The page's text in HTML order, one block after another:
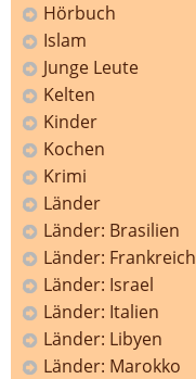
Hörbuch
Islam
Junge Leute
Kelten
Kinder
Kochen
Krimi
Länder
Länder: Brasilien
Länder: Frankreich
Länder: Israel
Länder: Italien
Länder: Libyen
Länder: Marokko